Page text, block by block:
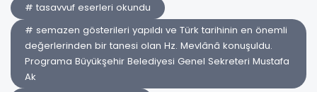
# tasavvuf eserleri okundu
# semazen gösterileri yapıldı ve Türk tarihinin en önemli
değerlerinden bir tanesi olan Hz. Mevlânâ konuşuldu.
Programa Büyükşehir Belediyesi Genel Sekreteri Mustafa
Ak